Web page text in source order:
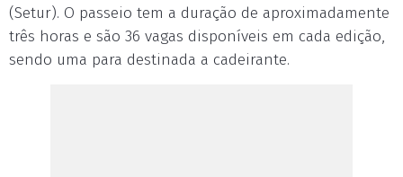
(Setur). O passeio tem a duração de aproximadamente
três horas e são 36 vagas disponíveis em cada edição,
sendo uma para destinada a cadeirante.